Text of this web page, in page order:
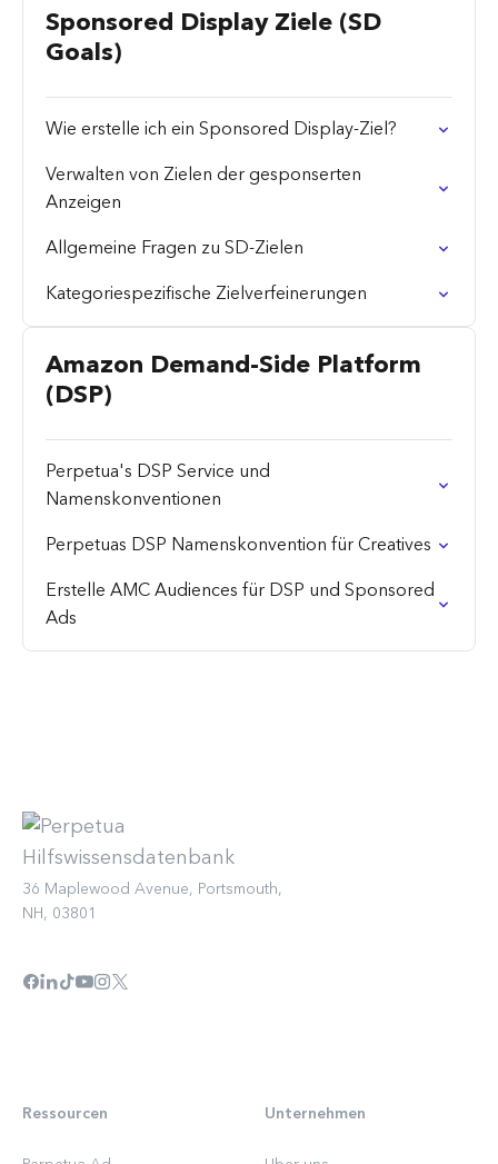
Sponsored Display Ziele (SD
Goals)
Wie erstelle ich ein Sponsored Display-Ziel?
Verwalten von Zielen der gesponserten
Anzeigen
Allgemeine Fragen zu SD-Zielen
Kategoriespezifische Zielverfeinerungen
Amazon Demand-Side Platform
(DSP)
Perpetua's DSP Service und
Namenskonventionen
Perpetuas DSP Namenskonvention für Creatives
Erstelle AMC Audiences für DSP und Sponsored
Ads
36 Maplewood Avenue, Portsmouth,
NH, 03801
Ressourcen
Unternehmen